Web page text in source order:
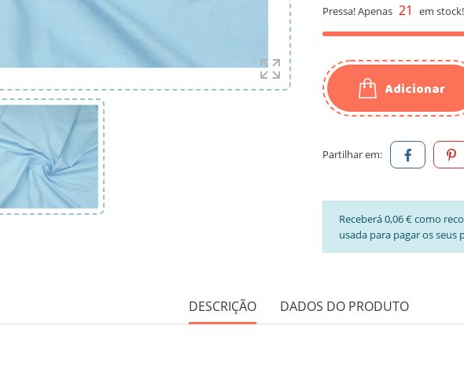
Pressa! Apenas 21 em stock!
Adicionar
Partilhar em:
Receberá 0,06 € como
usada para pagar os seus
DESCRIÇÃO DADOS DO PRODUTO